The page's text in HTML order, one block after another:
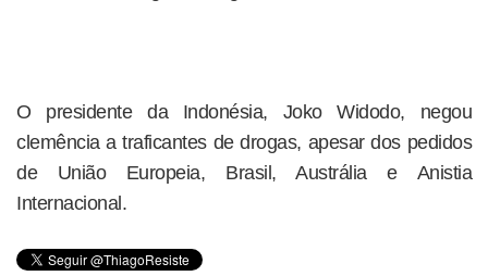
O presidente da Indonésia, Joko Widodo, negou
clemência a traficantes de drogas, apesar dos pedidos
de União Europeia, Brasil, Austrália e Anistia
Internacional.